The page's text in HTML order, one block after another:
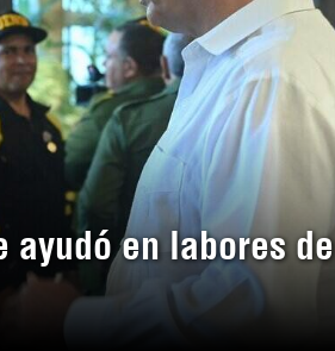
ayudó en labores de